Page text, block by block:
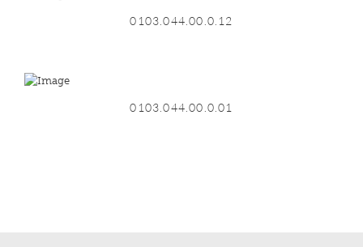
0103.044.00.0.12
0103.044.00.0.01